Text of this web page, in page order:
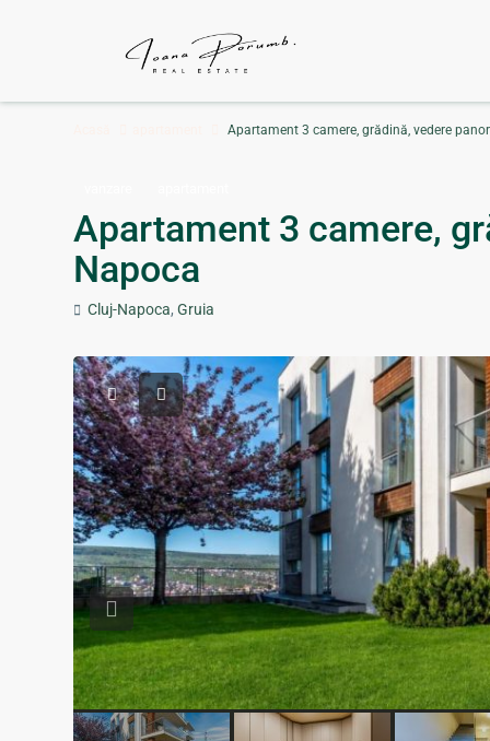
Apartament 3 camere, grădină, vedere
Apartament 3 camere,
Napoca
Cluj-Napoca, Gruia
Previous